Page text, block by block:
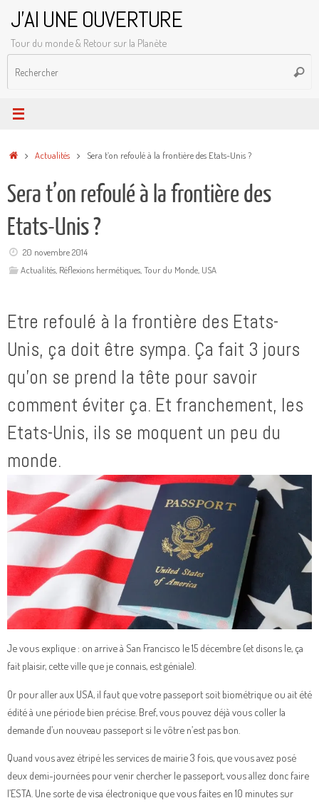
contenu
J'AI UNE OUVERTURE
Tour du monde & Retour sur la Planète
AccueilActualités Sera t’on refoulé à la frontière des Etats-Unis ?
Sera t’on refoulé à la frontière des
Etats-Unis ?
20 novembre 2014
Actualités, Réflexions hermétiques, Tour du Monde, USA
Etre refoulé à la frontière des Etats-
Unis, ça doit être sympa. Ça fait 3 jours
qu’on se prend la tête pour savoir
comment éviter ça. Et franchement, les
Etats-Unis, ils se moquent un peu du
monde.
Je vous explique : on arrive à San Francisco le 15 décembre (et disons le, ça
fait plaisir, cette ville que je connais, est géniale).
Or pour aller aux USA, il faut que votre passeport soit biométrique ou ait été
édité à une période bien précise. Bref, vous pouvez déjà vous coller la
demande d’un nouveau passeport si le vôtre n’est pas bon.
Quand vous avez étripé les services de mairie 3 fois, que vous avez posé
deux demi-journées pour venir chercher le passeport, vous allez donc faire
l’ESTA. Une sorte de visa électronique que vous faites en 10 minutes sur